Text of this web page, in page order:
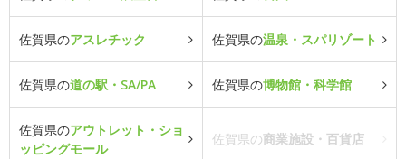
佐賀県のアスレチック 佐賀県の温泉・スパリゾート
佐賀県の道の駅・SA/PA 佐賀県の博物館・科学館
佐賀県のアウトレット・ショ
ッピングモール
佐賀県の商業施設・百貨店